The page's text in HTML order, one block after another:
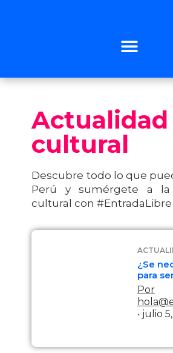
Actualidad
cultural
Descubre todo lo que
Perú y sumérgete a la
cultural con #EntradaLibre
¿Se
para
Por
julio